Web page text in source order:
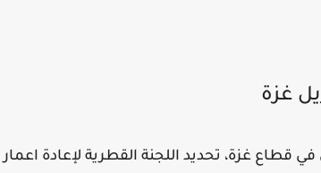
في قطاع غزة، تحديد اللجنة القطرية لإعادة